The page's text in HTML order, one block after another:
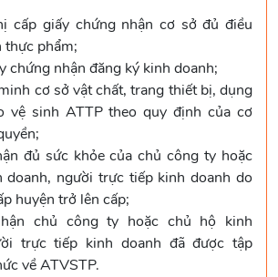
cấp giấy chứng nhận cơ sở đủ điều
thực phẩm;
chứng nhận đăng ký kinh doanh;
cơ sở vật chất, trang thiết bị, dụng
vệ sinh ATTP theo quy định của cơ
đủ sức khỏe của chủ công ty hoặc
doanh, người trực tiếp kinh doanh do
huyện trở lên cấp;
chủ công ty hoặc chủ hộ kinh
trực tiếp kinh doanh đã được tập
về ATVSTP.